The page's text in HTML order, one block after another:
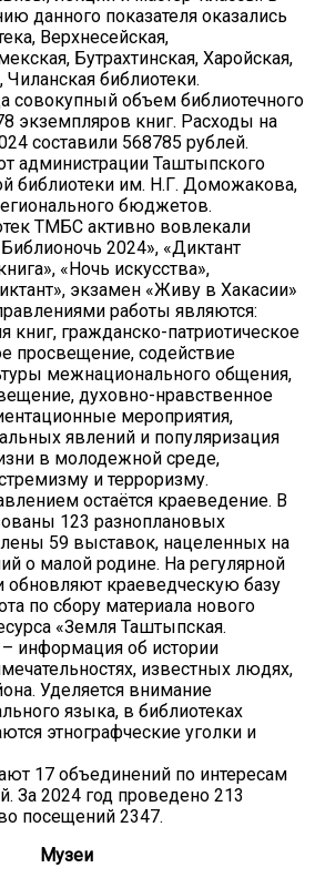
данного показателя оказались
Верхнесейская,
Бутрахтинская, Харойская,
библиотеки.
совокупный объем библиотечного
экземпляров книг. Расходы на
составили 568785 рублей.
администрации Таштыпского
библиотеки им. Н.Г. Доможакова,
бюджетов.
ТМБС активно вовлекали
2024», «Диктант
«Ночь искусства»,
экзамен «Живу в Хакасии»
работы являются:
книг, гражданско-патриотическое
просвещение, содействие
межнационального общения,
духовно-нравственное
мероприятия,
явлений и популяризация
в молодежной среде,
и терроризму.
остаётся краеведение. В
123 разноплановых
59 выставок, нацеленных на
о малой родине. На регулярной
краеведческую базу
по сбору материала нового
«Земля Таштыпская.
информация об истории
известных людях,
Уделяется внимание
языка, в библиотеках
этнографческие уголки и
17 объединений по интересам
За 2024 год проведено 213
посещений 2347.
Музеи